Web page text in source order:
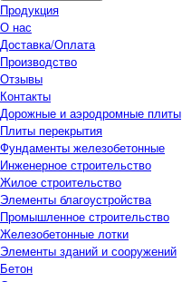
Продукция
О нас
Доставка/Оплата
Производство
Отзывы
Контакты
Дорожные и аэродромные плиты
Плиты перекрытия
Фундаменты железобетонные
Инженерное строительство
Жилое строительство
Элементы благоустройства
Промышленное строительство
Железобетонные лотки
Элементы зданий и сооружений
Бетон